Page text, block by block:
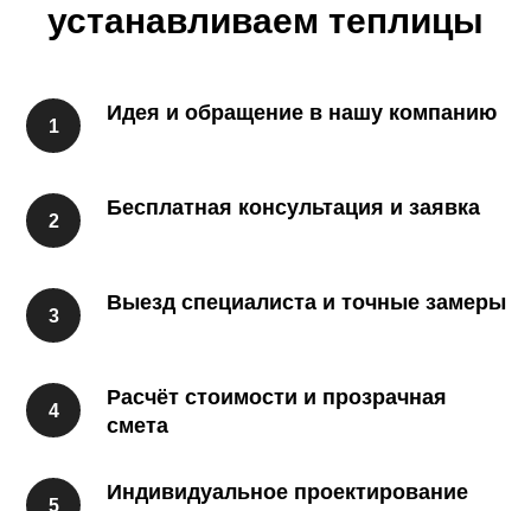
устанавливаем теплицы
Идея и обращение в нашу компанию
Бесплатная консультация и заявка
Выезд специалиста и точные замеры
Расчёт стоимости и прозрачная
смета
Индивидуальное проектирование